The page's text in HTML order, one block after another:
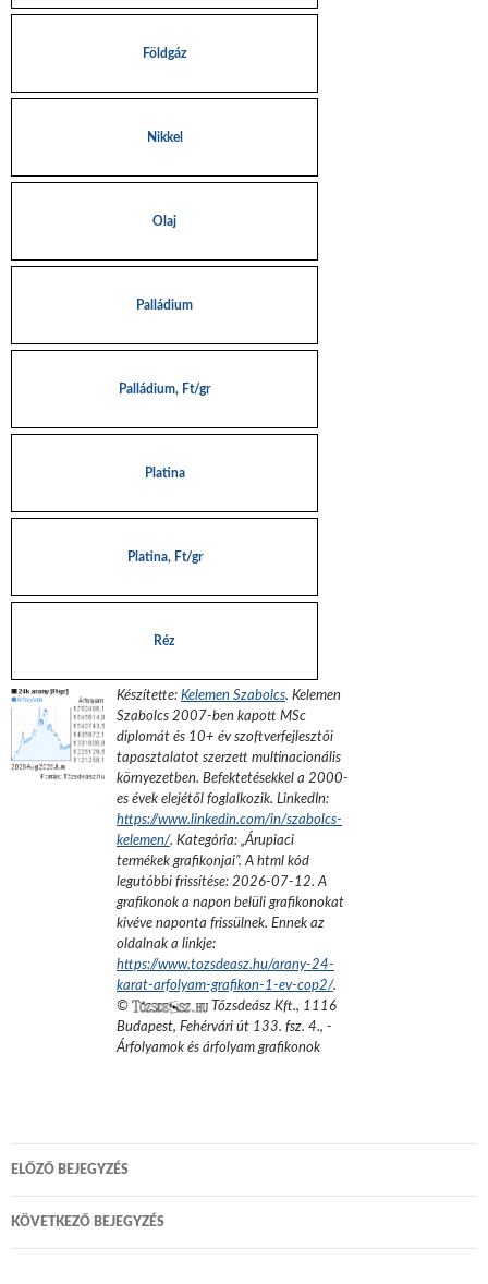
Földgáz
Nikkel
Olaj
Palládium
Palládium, Ft/gr
Platina
Platina, Ft/gr
Réz
Készítette: Kelemen Szabolcs. Kelemen
Szabolcs 2007-ben kapott MSc
diplomát és 10+ év szoftverfejlesztői
tapasztalatot szerzett multinacionális
környezetben. Befektetésekkel a 2000-
es évek elejétől foglalkozik. LinkedIn:
https://www.linkedin.com/in/szabolcs-
kelemen/. Kategória: „Árupiaci
termékek grafikonjai”.A html kód
legutóbbi frissítése: 2026-07-12. A
grafikonok a napon belüli grafikonokat
kivéve naponta frissülnek. Ennek az
oldalnak a linkje:
https://www.tozsdeasz.hu/arany-24-
karat-arfolyam-grafikon-1-ev-cop2/.
©
Tőzsdeász Kft., 1116
Budapest, Fehérvári út 133. fsz. 4., -
Árfolyamok és árfolyam grafikonok
Bejegyzés
navigáció
ELŐZŐ BEJEGYZÉS
KÖVETKEZŐ BEJEGYZÉS